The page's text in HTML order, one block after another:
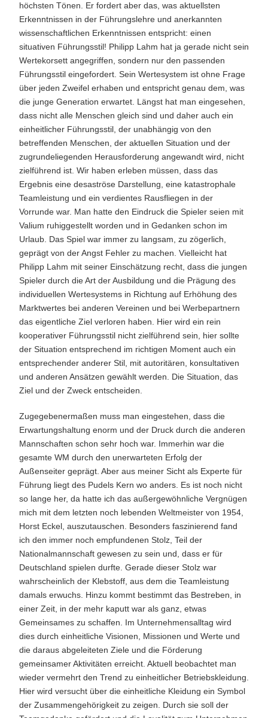
höchsten Tönen. Er fordert aber das, was aktuellsten
Erkenntnissen in der Führungslehre und anerkannten
wissenschaftlichen Erkenntnissen entspricht: einen
situativen Führungsstil! Philipp Lahm hat ja gerade nicht sein
Wertekorsett angegriffen, sondern nur den passenden
Führungsstil eingefordert. Sein Wertesystem ist ohne Frage
über jeden Zweifel erhaben und entspricht genau dem, was
die junge Generation erwartet. Längst hat man eingesehen,
dass nicht alle Menschen gleich sind und daher auch ein
einheitlicher Führungsstil, der unabhängig von den
betreffenden Menschen, der aktuellen Situation und der
zugrundeliegenden Herausforderung angewandt wird, nicht
zielführend ist. Wir haben erleben müssen, dass das
Ergebnis eine desaströse Darstellung, eine katastrophale
Teamleistung und ein verdientes Rausfliegen in der
Vorrunde war. Man hatte den Eindruck die Spieler seien mit
Valium ruhiggestellt worden und in Gedanken schon im
Urlaub. Das Spiel war immer zu langsam, zu zögerlich,
geprägt von der Angst Fehler zu machen. Vielleicht hat
Philipp Lahm mit seiner Einschätzung recht, dass die jungen
Spieler durch die Art der Ausbildung und die Prägung des
individuellen Wertesystems in Richtung auf Erhöhung des
Marktwertes bei anderen Vereinen und bei Werbepartnern
das eigentliche Ziel verloren haben. Hier wird ein rein
kooperativer Führungsstil nicht zielführend sein, hier sollte
der Situation entsprechend im richtigen Moment auch ein
entsprechender anderer Stil, mit autoritären, konsultativen
und anderen Ansätzen gewählt werden. Die Situation, das
Ziel und der Zweck entscheiden.
Zugegebenermaßen muss man eingestehen, dass die
Erwartungshaltung enorm und der Druck durch die anderen
Mannschaften schon sehr hoch war. Immerhin war die
gesamte WM durch den unerwarteten Erfolg der
Außenseiter geprägt. Aber aus meiner Sicht als Experte für
Führung liegt des Pudels Kern wo anders. Es ist noch nicht
so lange her, da hatte ich das außergewöhnliche Vergnügen
mich mit dem letzten noch lebenden Weltmeister von 1954,
Horst Eckel, auszutauschen. Besonders faszinierend fand
ich den immer noch empfundenen Stolz, Teil der
Nationalmannschaft gewesen zu sein und, dass er für
Deutschland spielen durfte. Gerade dieser Stolz war
wahrscheinlich der Klebstoff, aus dem die Teamleistung
damals erwuchs. Hinzu kommt bestimmt das Bestreben, in
einer Zeit, in der mehr kaputt war als ganz, etwas
Gemeinsames zu schaffen. Im Unternehmensalltag wird
dies durch einheitliche Visionen, Missionen und Werte und
die daraus abgeleiteten Ziele und die Förderung
gemeinsamer Aktivitäten erreicht. Aktuell beobachtet man
wieder vermehrt den Trend zu einheitlicher Betriebskleidung.
Hier wird versucht über die einheitliche Kleidung ein Symbol
der Zusammengehörigkeit zu zeigen. Durch sie soll der